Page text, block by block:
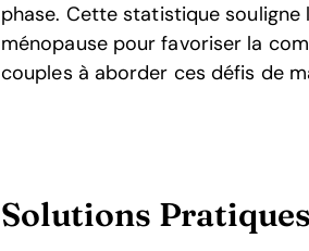
phase. Cette statistique souligne
ménopause pour favoriser la
couples à aborder ces défis de
Solutions